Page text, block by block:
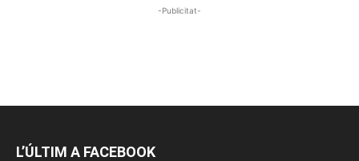
-Publicitat-
L’ÚLTIM A FACEBOOK